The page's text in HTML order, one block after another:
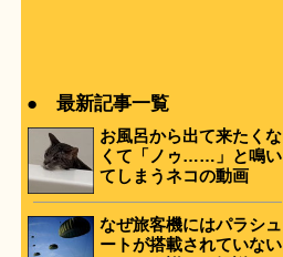
● 最新記事一覧
お風呂から出て来たくな
くて「ノゥ……」と鳴い
てしまうネコの動画
なぜ旅客機にはパラシュ
ートが搭載されていない